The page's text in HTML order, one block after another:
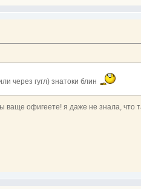
через гугл) знатоки блин
ваще офигеете! я даже не знала, что